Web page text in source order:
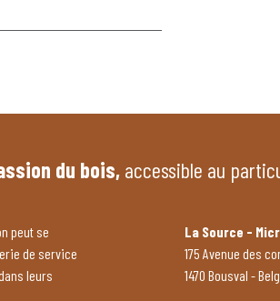
du bois, accessible au
peut se
de service
leurs
La Source -
175 Avenue des
1470 Bousval -